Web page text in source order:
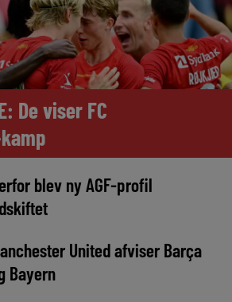
De viser FC
blev ny AGF-profil
United afviser Barça
Bayern